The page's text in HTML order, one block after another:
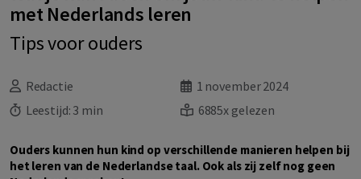
met Nederlands leren
Tips voor ouders
Redactie
1 november 2024
Leestijd: 3 min 6885x gelezen
Ouders kunnen hun kind op verschillende manieren helpen bij
het leren van de Nederlandse taal. Ook als zij zelf nog geen